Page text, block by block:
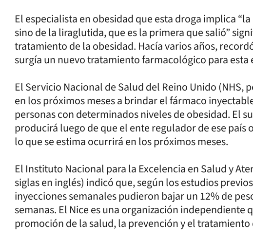
El especialista en obesidad que esta droga implica
sino de la liraglutida, que es la primera que salió”
tratamiento de la obesidad. Hacía varios años,
surgía un nuevo tratamiento farmacológico para
El Servicio Nacional de Salud del Reino Unido (NHS,
en los próximos meses a brindar el fármaco
personas con determinados niveles de obesidad. El
producirá luego de que el ente regulador de ese país
lo que se estima ocurrirá en los próximos meses.
El Instituto Nacional para la Excelencia en Salud y
siglas en inglés) indicó que, según los estudios
inyecciones semanales pudieron bajar un 12% de
semanas. El Nice es una organización independiente
promoción de la salud, la prevención y el tratamiento